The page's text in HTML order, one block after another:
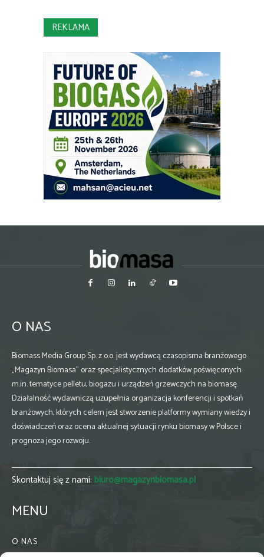
REKLAMA
O NAS
Biomass Media Group Sp. z o.o. jest wydawcą czasopisma branżowego
„Magazyn Biomasa” oraz specjalistycznych dodatków poświęconych
m.in. tematyce pelletu, biogazu i urządzeń grzewczych na biomasę.
Działalność wydawniczą uzupełnia organizacja konferencji i spotkań
branżowych, których celem jest stworzenie platformy wymiany wiedzy i
doświadczeń oraz ocena aktualnej sytuacji rynku biomasy w Polsce i
prognoza jego rozwoju.
Skontaktuj się z nami: biuro@magazynbiomasa.pl
MENU
O NAS